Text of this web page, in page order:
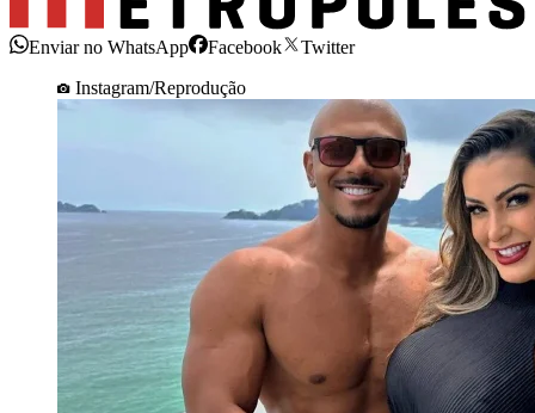
Enviar no WhatsApp Facebook
Twitter
Instagram/Reprodução